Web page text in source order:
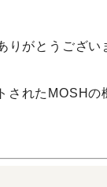
りがとうござい
れたMOSHの